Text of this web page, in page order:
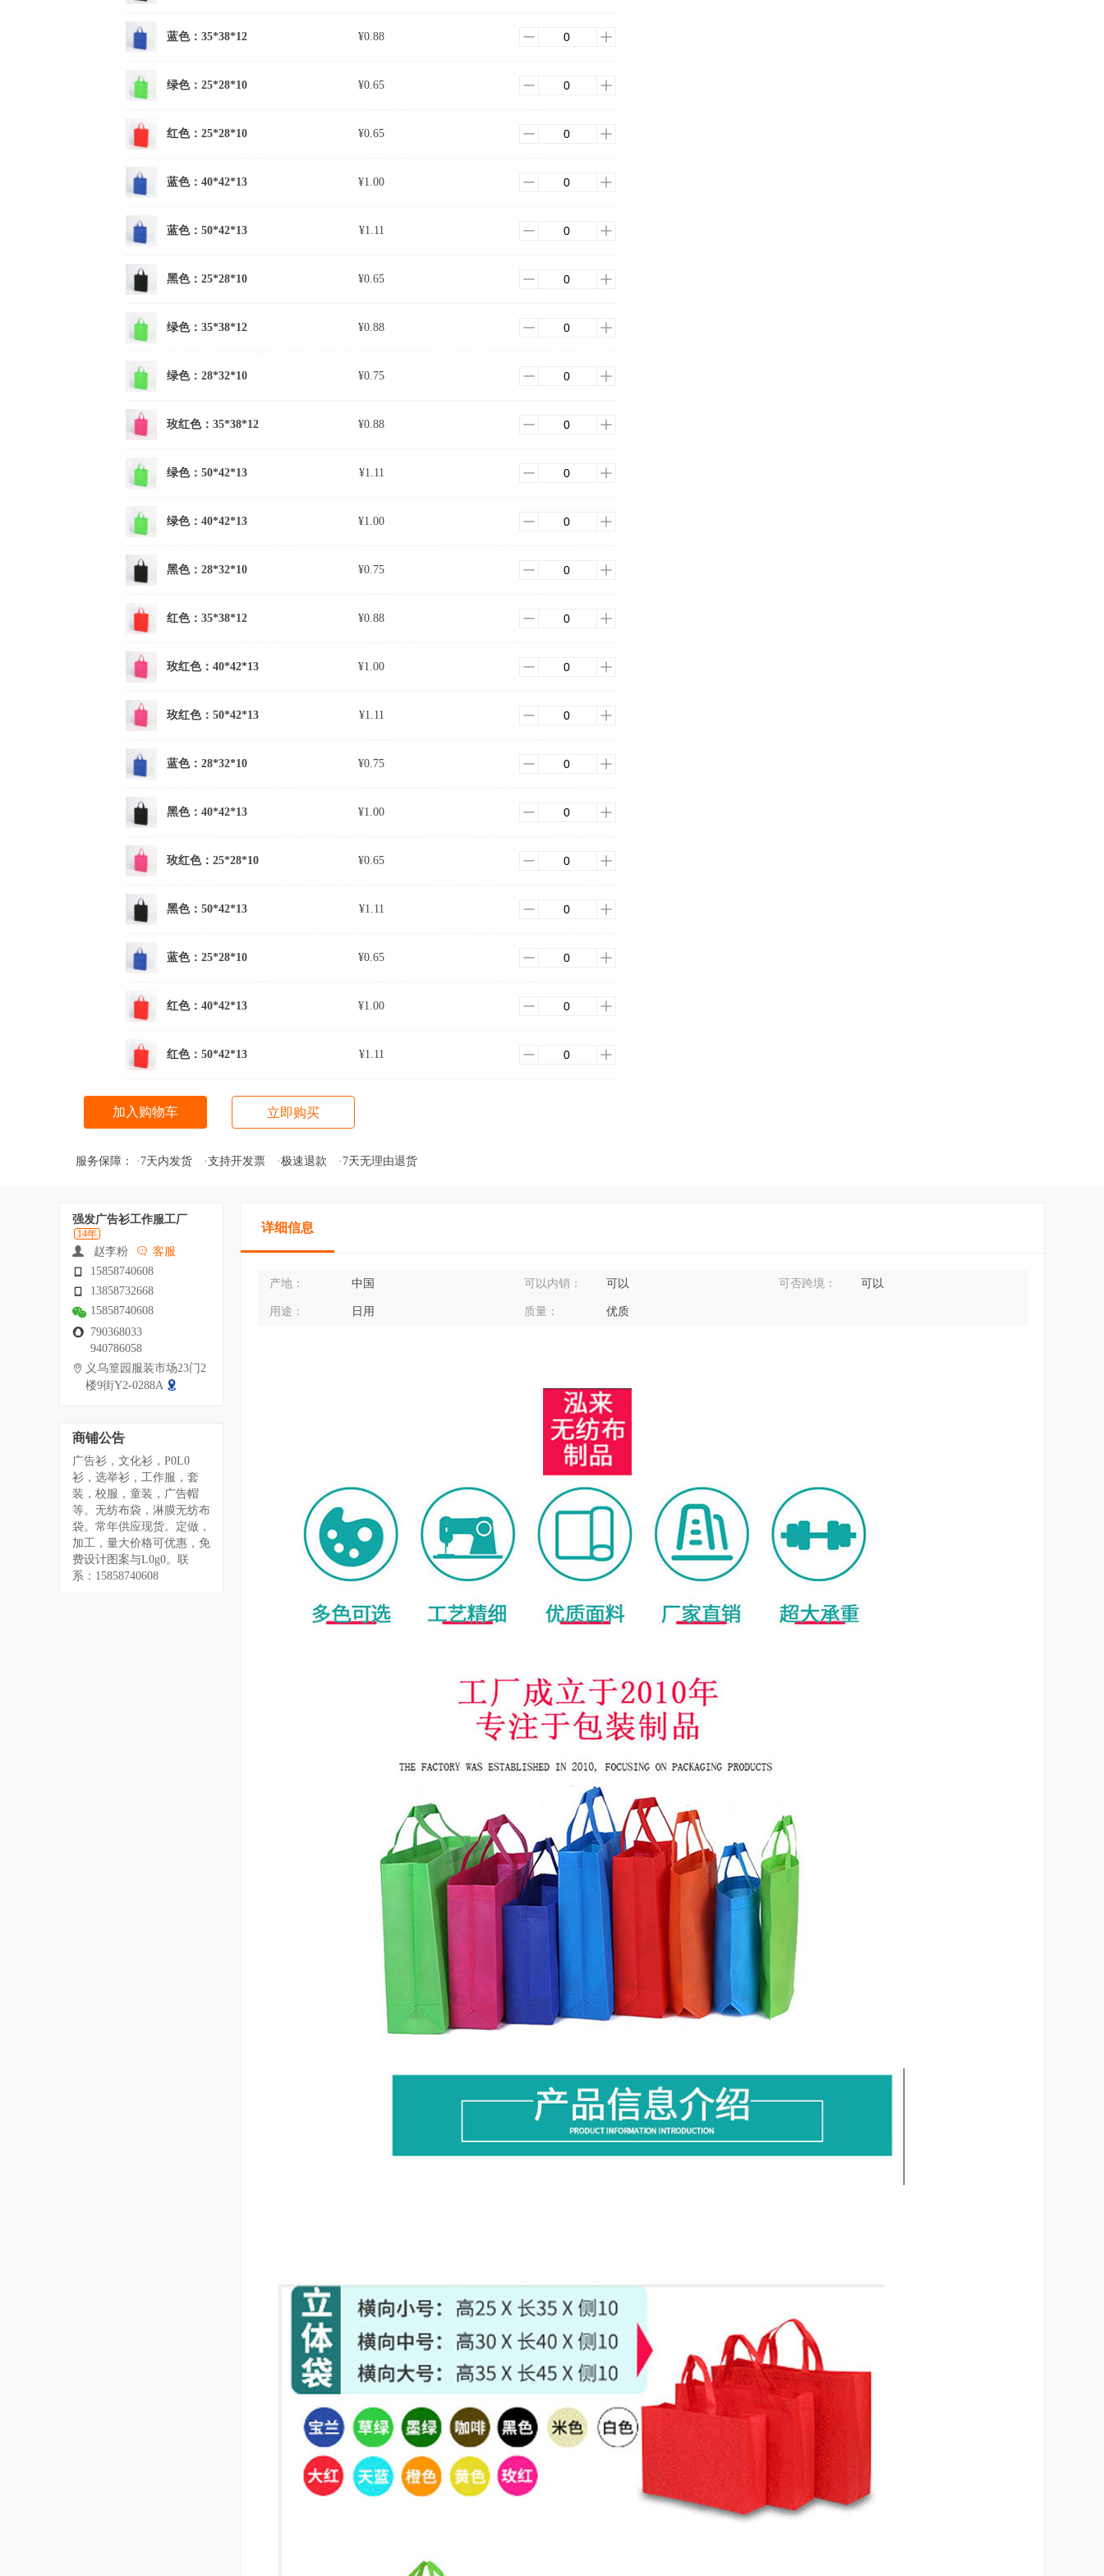
蓝色：35*38*12 ¥0.88
绿色：25*28*10 ¥0.65
红色：25*28*10 ¥0.65
蓝色：40*42*13 ¥1.00
蓝色：50*42*13 ¥1.11
黑色：25*28*10 ¥0.65
绿色：35*38*12 ¥0.88
绿色：28*32*10 ¥0.75
玫红色：35*38*12 ¥0.88
绿色：50*42*13 ¥1.11
绿色：40*42*13 ¥1.00
黑色：28*32*10 ¥0.75
红色：35*38*12 ¥0.88
玫红色：40*42*13 ¥1.00
玫红色：50*42*13 ¥1.11
蓝色：28*32*10 ¥0.75
黑色：40*42*13 ¥1.00
玫红色：25*28*10 ¥0.65
黑色：50*42*13 ¥1.11
蓝色：25*28*10 ¥0.65
红色：40*42*13 ¥1.00
红色：50*42*13 ¥1.11
加入购物车 立即购买
服务保障： ·7天内发货 ·支持开发票 ·极速退款 ·7天无理由退货
强发广告衫工作服工厂
14年
赵李粉
客服
15858740608
13858732668
15858740608
790368033
940786058
义乌篁园服装市场23门2
楼9街Y2-0288A
商铺公告
广告衫，文化衫，P0L0
衫，选举衫，工作服，套
装，校服，童装，广告帽
等。无纺布袋，淋膜无纺布
袋。常年供应现货。定做，
加工，量大价格可优惠，免
费设计图案与L0g0。联
系：15858740608
详细信息
产地： 中国 可以内销： 可以 可否跨境： 可以
用途： 日用 质量： 优质